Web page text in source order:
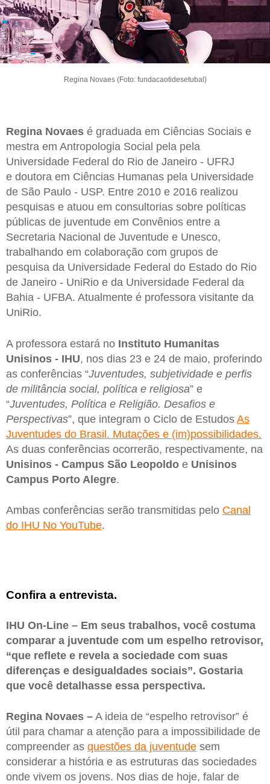
Regina Novaes (Foto: fundacaotidesetubal)
Regina Novaes é graduada em Ciências Sociais e
mestra em Antropologia Social pela pela
Universidade Federal do Rio de Janeiro - UFRJ
e doutora em Ciências Humanas pela Universidade
de São Paulo - USP. Entre 2010 e 2016 realizou
pesquisas e atuou em consultorias sobre políticas
públicas de juventude em Convênios entre a
Secretaria Nacional de Juventude e Unesco,
trabalhando em colaboração com grupos de
pesquisa da Universidade Federal do Estado do Rio
de Janeiro - UniRio e da Universidade Federal da
Bahia - UFBA. Atualmente é professora visitante da
UniRio.
A professora estará no Instituto Humanitas
Unisinos - IHU, nos dias 23 e 24 de maio, proferindo
as conferências “Juventudes, subjetividade e perfis
de militância social, política e religiosa” e
“Juventudes, Política e Religião. Desafios e
Perspectivas”, que integram o Ciclo de Estudos As
Juventudes do Brasil. Mutações e (im)possibilidades.
As duas conferências ocorrerão, respectivamente, na
Unisinos - Campus São Leopoldo e Unisinos
Campus Porto Alegre.
Ambas conferências serão transmitidas pelo Canal
do IHU No YouTube.
Confira a entrevista.
IHU On-Line – Em seus trabalhos, você costuma
comparar a juventude com um espelho retrovisor,
“que reflete e revela a sociedade com suas
diferenças e desigualdades sociais”. Gostaria
que você detalhasse essa perspectiva.
Regina Novaes – A ideia de “espelho retrovisor” é
útil para chamar a atenção para a impossibilidade de
compreender as questões da juventude sem
considerar a história e as estruturas das sociedades
onde vivem os jovens. Nos dias de hoje, falar de